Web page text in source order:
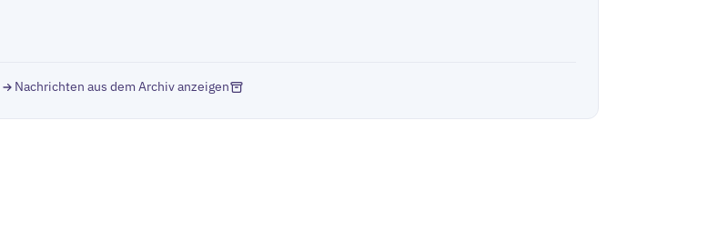
Nachrichten aus dem Archiv anzeigen